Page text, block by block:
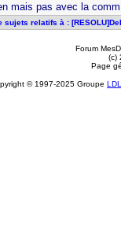
mais pas avec la comm
sujets relatifs à :
Forum
(c)
Page
© 1997-2025 Groupe